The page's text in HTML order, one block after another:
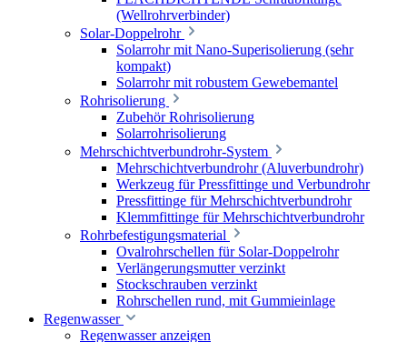
(Wellrohrverbinder)
Solar-Doppelrohr
Solarrohr mit Nano-Superisolierung (sehr
kompakt)
Solarrohr mit robustem Gewebemantel
Rohrisolierung
Zubehör Rohrisolierung
Solarrohrisolierung
Mehrschichtverbundrohr-System
Mehrschichtverbundrohr (Aluverbundrohr)
Werkzeug für Pressfittinge und Verbundrohr
Pressfittinge für Mehrschichtverbundrohr
Klemmfittinge für Mehrschichtverbundrohr
Rohrbefestigungsmaterial
Ovalrohrschellen für Solar-Doppelrohr
Verlängerungsmutter verzinkt
Stockschrauben verzinkt
Rohrschellen rund, mit Gummieinlage
Regenwasser
Regenwasser anzeigen